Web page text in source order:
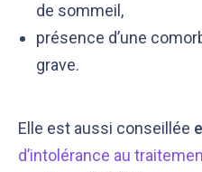
de sommeil,
présence d’une
grave.
Elle est aussi conseillée
d’intolérance au